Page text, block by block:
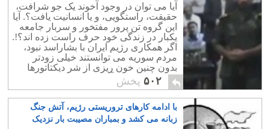
آیا می توان در وجود آخوند یک جو شرافت،
حقیقت، راستگویی، و یا انسانیت یافت؟. آیا
این گروه تن پرور مفتخور و سربار جامعه
یکبار در زندگی خود حرف راست زده اند؟!.
اگر همکاری رژیم ایران با بشاراسد نبود،
مردم سوریه می توانستند خیلی زودتر
بدون چنین خون ریزی از شر دیکتاتورها
رهایی یافته و به آزادی خود برسند.
۵۰۲ پخش
با ادامه کارهای تروریستی رژیم، آتش جنگ
زبانه می کشد و بمباران مصیبت بار نزدیک